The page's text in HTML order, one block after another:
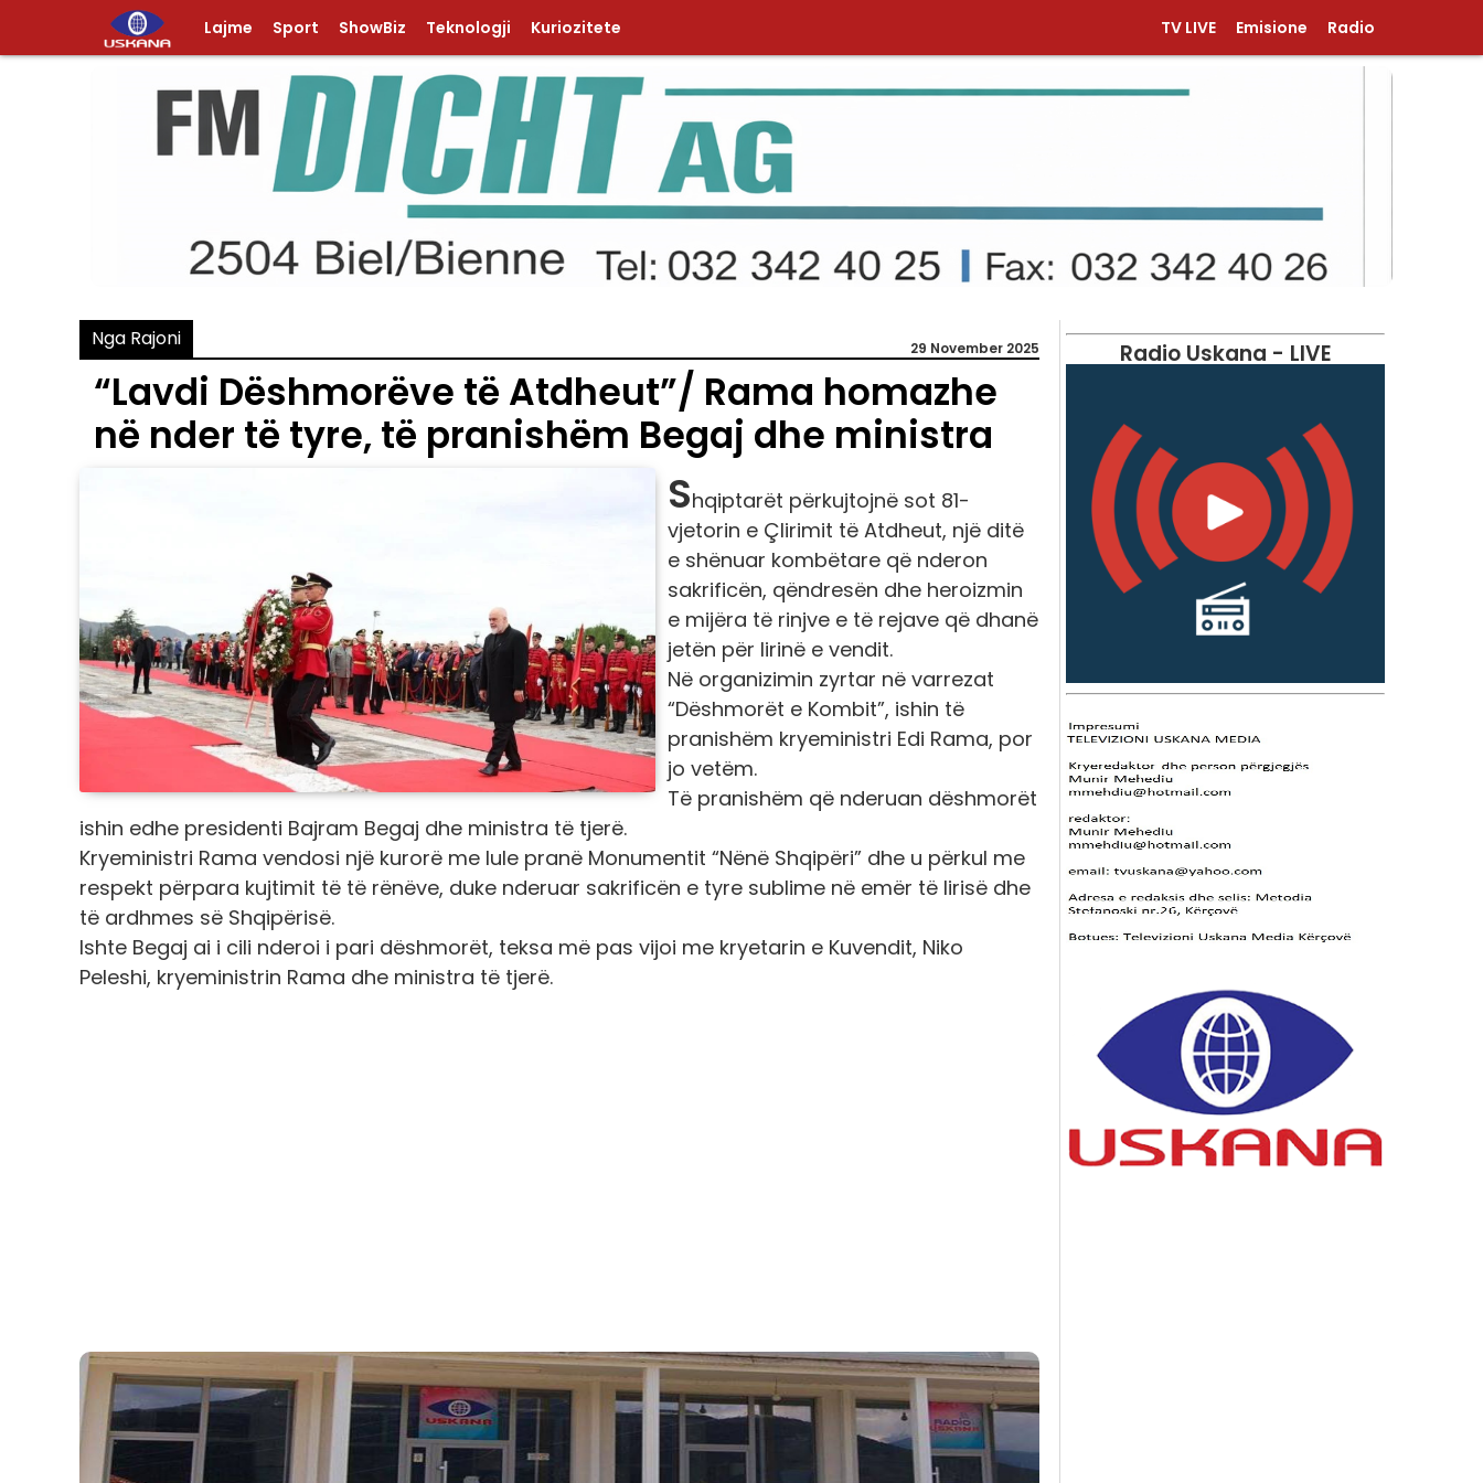
Lajme Sport ShowBiz Teknologji Kuriozitete TV LIVE Emisione Radio
Nga Rajoni 29 November 2025
“Lavdi Dëshmorëve të Atdheut”/ Rama homazhe
në nder të tyre, të pranishëm Begaj dhe ministra
Shqiptarët përkujtojnë sot 81-
vjetorin e Çlirimit të Atdheut, një ditë
e shënuar kombëtare që nderon
sakrificën, qëndresën dhe heroizmin
e mijëra të rinjve e të rejave që dhanë
jetën për lirinë e vendit.
Në organizimin zyrtar në varrezat
“Dëshmorët e Kombit”, ishin të
pranishëm kryeministri Edi Rama, por
jo vetëm.
Të pranishëm që nderuan dëshmorët
ishin edhe presidenti Bajram Begaj dhe ministra të tjerë.
Kryeministri Rama vendosi një kurorë me lule pranë Monumentit “Nënë Shqipëri” dhe u përkul me
respekt përpara kujtimit të të rënëve, duke nderuar sakrificën e tyre sublime në emër të lirisë dhe
të ardhmes së Shqipërisë.
Ishte Begaj ai i cili nderoi i pari dëshmorët, teksa më pas vijoi me kryetarin e Kuvendit, Niko
Peleshi, kryeministrin Rama dhe ministra të tjerë.
Radio Uskana - LIVE